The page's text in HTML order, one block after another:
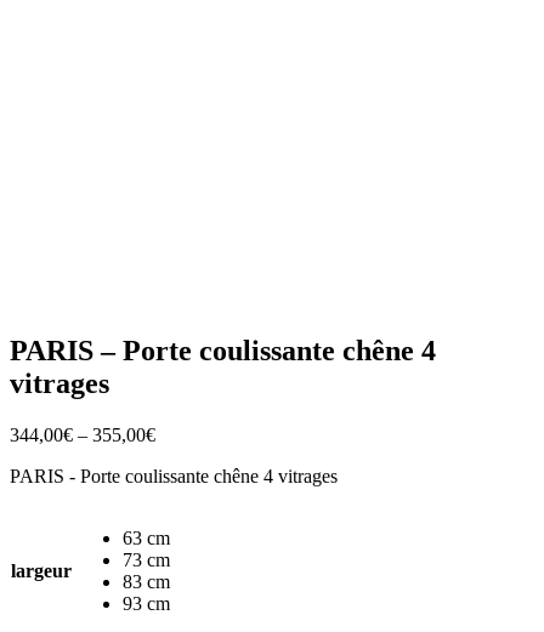
PARIS – Porte coulissante chêne 4
vitrages
344,00€ – 355,00€
PARIS - Porte coulissante chêne 4 vitrages
largeur
63 cm
73 cm
83 cm
93 cm